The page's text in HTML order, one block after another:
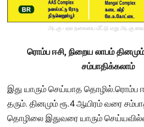
அடகு - ஏல நகையை மீட்டு மறு அடகு
ரொம்ப ஈசி, நிறைய லாபம்
சம்பாதிக்கலாம்
இது யாரும் செய்யாத தொழில்.ரொம்ப
தரும். தினமும் ரூ.4 ஆயிரம் வரை
தொழிலை இதுவரை யாரும்